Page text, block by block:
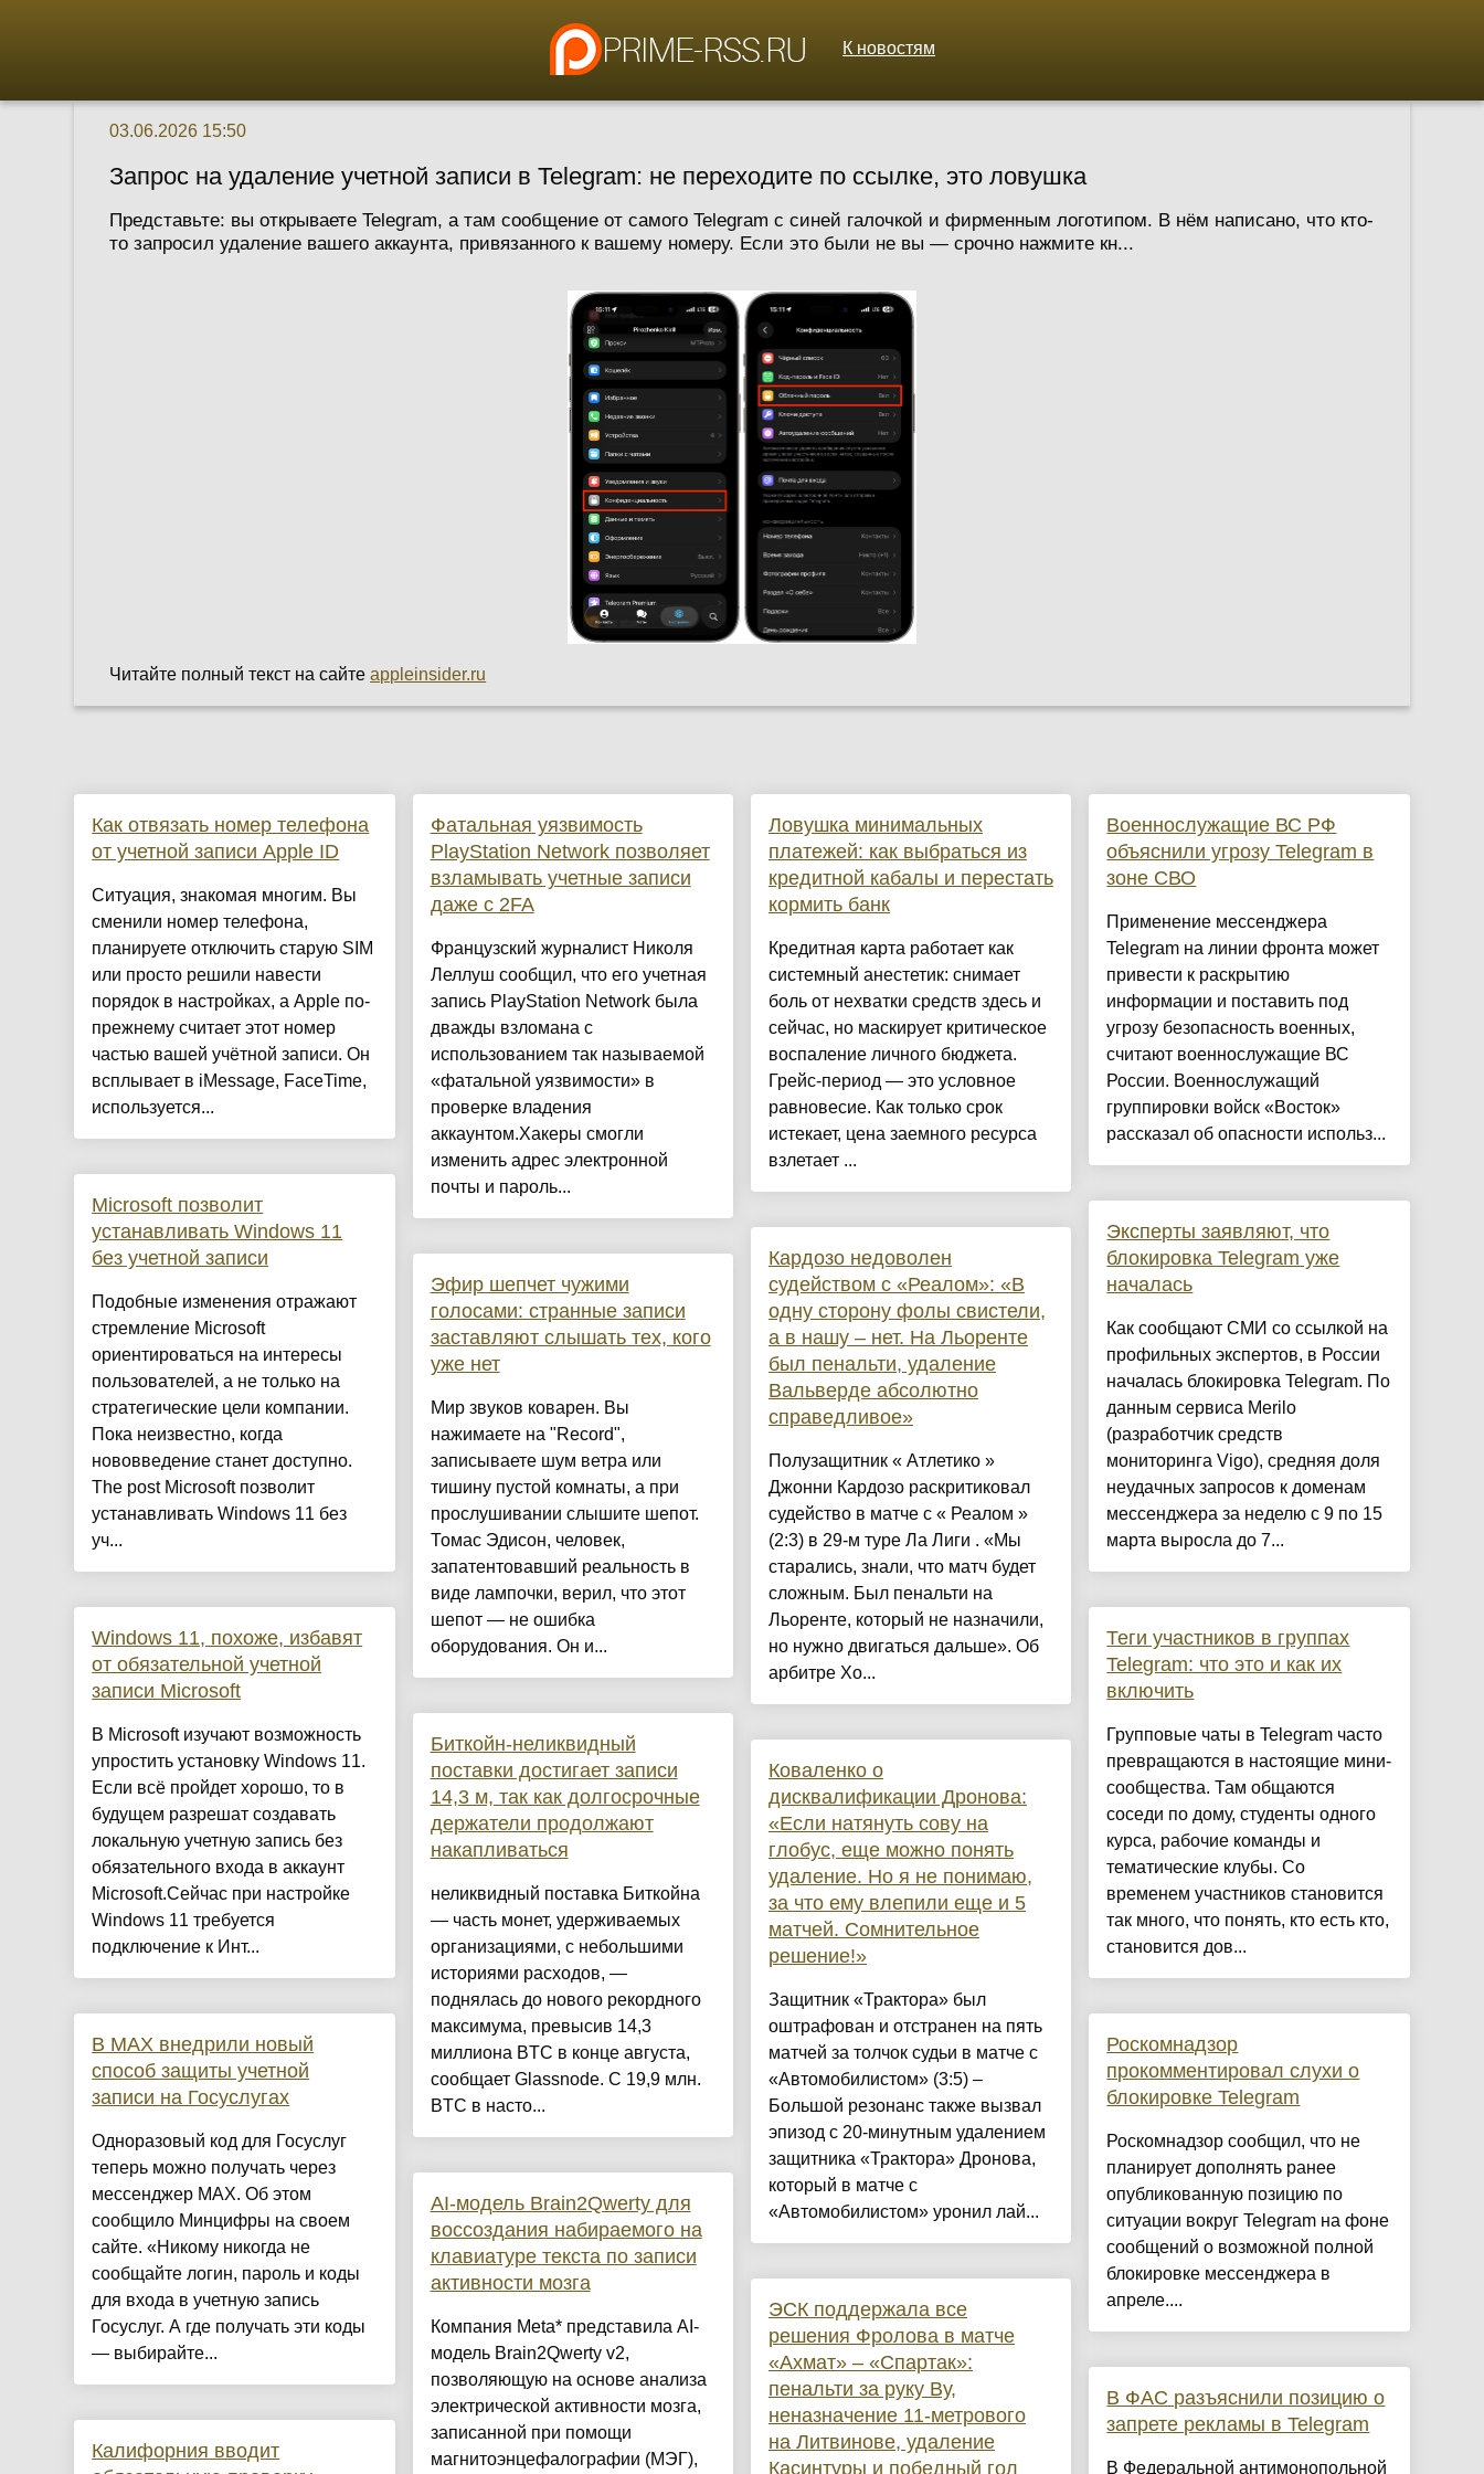
К новостям
03.06.2026 15:50
Запрос на удаление учетной записи в Telegram: не переходите по ссылке, это ловушка
Представьте: вы открываете Telegram, а там сообщение от самого Telegram с синей галочкой и фирменным логотипом. В нём написано, что кто-
то запросил удаление вашего аккаунта, привязанного к вашему номеру. Если это были не вы — срочно нажмите кн...
Читайте полный текст на сайтеappleinsider.ru
Как отвязать номер телефона
от учетной записи Apple ID
Ситуация, знакомая многим. Вы
сменили номер телефона,
планируете отключить старую SIM
или просто решили навести
порядок в настройках, а Apple по-
прежнему считает этот номер
частью вашей учётной записи. Он
всплывает в iMessage, FaceTime,
используется...
Microsoft позволит
устанавливать Windows 11
без учетной записи
Подобные изменения отражают
стремление Microsoft
ориентироваться на интересы
пользователей, а не только на
стратегические цели компании.
Пока неизвестно, когда
нововведение станет доступно.
The post Microsoft позволит
устанавливать Windows 11 без
уч...
Windows 11, похоже, избавят
от обязательной учетной
записи Microsoft
В Microsoft изучают возможность
упростить установку Windows 11.
Если всё пройдет хорошо, то в
будущем разрешат создавать
локальную учетную запись без
обязательного входа в аккаунт
Microsoft.Сейчас при настройке
Windows 11 требуется
подключение к Инт...
В MAX внедрили новый
способ защиты учетной
записи на Госуслугах
Одноразовый код для Госуслуг
теперь можно получать через
мессенджер MAX. Об этом
сообщило Минцифры на своем
сайте. «Никому никогда не
сообщайте логин, пароль и коды
для входа в учетную запись
Госуслуг. А где получать эти коды
— выбирайте...
Калифорния вводит
Фатальная уязвимость
PlayStation Network позволяет
взламывать учетные записи
даже с 2FA
Французский журналист Николя
Леллуш сообщил, что его учетная
запись PlayStation Network была
дважды взломана с
использованием так называемой
«фатальной уязвимости» в
проверке владения
аккаунтом.Хакеры смогли
изменить адрес электронной
почты и пароль...
Эфир шепчет чужими
голосами: странные записи
заставляют слышать тех, кого
уже нет
Мир звуков коварен. Вы
нажимаете на "Record",
записываете шум ветра или
тишину пустой комнаты, а при
прослушивании слышите шепот.
Томас Эдисон, человек,
запатентовавший реальность в
виде лампочки, верил, что этот
шепот — не ошибка
оборудования. Он и...
Биткойн-неликвидный
поставки достигает записи
14,3 м, так как долгосрочные
держатели продолжают
накапливаться
неликвидный поставка Биткойна
— часть монет, удерживаемых
организациями, с небольшими
историями расходов, —
поднялась до нового рекордного
максимума, превысив 14,3
миллиона BTC в конце августа,
сообщает Glassnode. С 19,9 млн.
BTC в насто...
AI-модель Brain2Qwerty для
воссоздания набираемого на
клавиатуре текста по записи
активности мозга
Компания Meta* представила AI-
модель Brain2Qwerty v2,
позволяющую на основе анализа
электрической активности мозга,
записанной при помощи
магнитоэнцефалографии (МЭГ),
Ловушка минимальных
платежей: как выбраться из
кредитной кабалы и перестать
кормить банк
Кредитная карта работает как
системный анестетик: снимает
боль от нехватки средств здесь и
сейчас, но маскирует критическое
воспаление личного бюджета.
Грейс-период — это условное
равновесие. Как только срок
истекает, цена заемного ресурса
взлетает ...
Кардозо недоволен
судейством с «Реалом»: «В
одну сторону фолы свистели,
а в нашу – нет. На Льоренте
был пенальти, удаление
Вальверде абсолютно
справедливое»
Полузащитник « Атлетико »
Джонни Кардозо раскритиковал
судейство в матче с « Реалом »
(2:3) в 29-м туре Ла Лиги . «Мы
старались, знали, что матч будет
сложным. Был пенальти на
Льоренте, который не назначили,
но нужно двигаться дальше». Об
арбитре Хо...
Коваленко о
дисквалификации Дронова:
«Если натянуть сову на
глобус, еще можно понять
удаление. Но я не понимаю,
за что ему влепили еще и 5
матчей. Сомнительное
решение!»
Защитник «Трактора» был
оштрафован и отстранен на пять
матчей за толчок судьи в матче с
«Автомобилистом» (3:5) –
Большой резонанс также вызвал
эпизод с 20-минутным удалением
защитника «Трактора» Дронова,
который в матче с
«Автомобилистом» уронил лай...
ЭСК поддержала все
решения Фролова в матче
«Ахмат» – «Спартак»:
пенальти за руку Ву,
неназначение 11-метрового
на Литвинове, удаление
Касинтуры и победный гол
Военнослужащие ВС РФ
объяснили угрозу Telegram в
зоне СВО
Применение мессенджера
Telegram на линии фронта может
привести к раскрытию
информации и поставить под
угрозу безопасность военных,
считают военнослужащие ВС
России. Военнослужащий
группировки войск «Восток»
рассказал об опасности использ...
Эксперты заявляют, что
блокировка Telegram уже
началась
Как сообщают СМИ со ссылкой на
профильных экспертов, в России
началась блокировка Telegram. По
данным сервиса Merilo
(разработчик средств
мониторинга Vigo), средняя доля
неудачных запросов к доменам
мессенджера за неделю с 9 по 15
марта выросла до 7...
Теги участников в группах
Telegram: что это и как их
включить
Групповые чаты в Telegram часто
превращаются в настоящие мини-
сообщества. Там общаются
соседи по дому, студенты одного
курса, рабочие команды и
тематические клубы. Со
временем участников становится
так много, что понять, кто есть кто,
становится дов...
Роскомнадзор
прокомментировал слухи о
блокировке Telegram
Роскомнадзор сообщил, что не
планирует дополнять ранее
опубликованную позицию по
ситуации вокруг Telegram на фоне
сообщений о возможной полной
блокировке мессенджера в
апреле....
В ФАС разъяснили позицию о
запрете рекламы в Telegram
В Федеральной антимонопольной